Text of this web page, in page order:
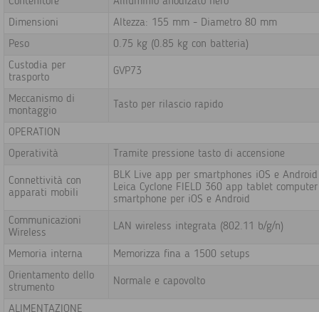
Dimensioni
Altezza: 155 mm - Diametro 80 mm
Peso
0.75 kg (0.85 kg con batteria)
Custodia per
trasporto
GVP73
Meccanismo di
montaggio
Tasto per rilascio rapido
OPERATION
Operatività
Tramite pressione tasto di accensione
Connettività con
apparati mobili
BLK Live app per smartphones iOS e Android
Leica Cyclone FIELD 360 app tablet
smartphone per iOS e Android
Communicazioni
Wireless
LAN wireless integrata (802.11 b/g/n)
Memoria interna
Memorizza fina a 1500 setups
Orientamento dello
strumento
Normale e capovolto
ALIMENTAZIONE